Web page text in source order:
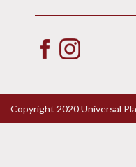
Copyright 2020 Universal